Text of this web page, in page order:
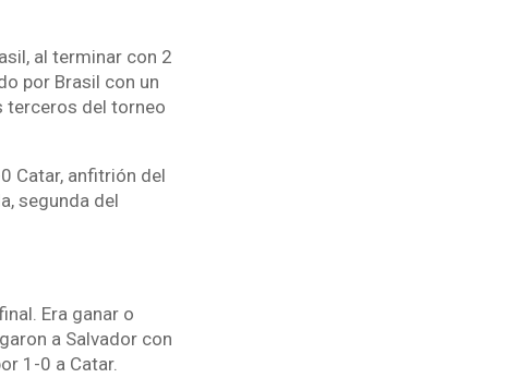
al terminar con 2
por Brasil con un
terceros del torneo
Catar, anfitrión del
segunda del
Era ganar o
a Salvador con
1-0 a Catar.